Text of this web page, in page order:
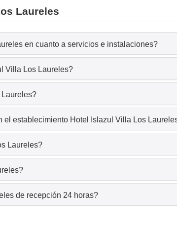
Laureles
en cuanto a servicios e instalaciones?
Villa Los Laureles?
el establecimiento Hotel Islazul Villa Los
Laureles?
de recepción 24 horas?